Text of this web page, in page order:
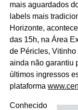
mais aguardados
labels mais
Horizonte,
das 15h, na Área
de Péricles,
ainda não garantiu
últimos ingressos
plataforma
Conhecido